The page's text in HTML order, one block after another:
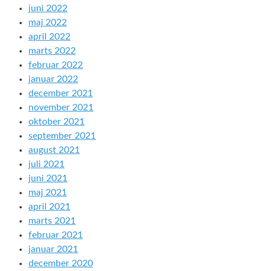
juni 2022
maj 2022
april 2022
marts 2022
februar 2022
januar 2022
december 2021
november 2021
oktober 2021
september 2021
august 2021
juli 2021
juni 2021
maj 2021
april 2021
marts 2021
februar 2021
januar 2021
december 2020